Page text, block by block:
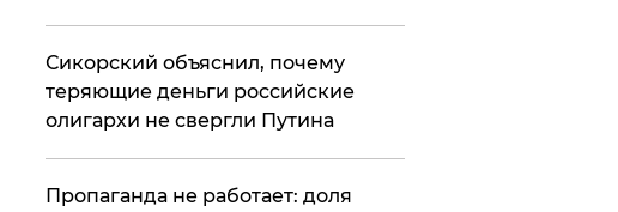
Сикорский объяснил, почему
теряющие деньги российские
олигархи не свергли Путина
​Пропаганда не работает: доля